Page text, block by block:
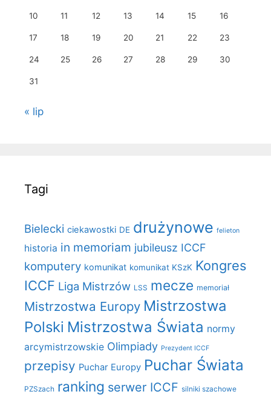
10 11 12 13 14 15 16
17 18 19 20 21 22 23
24 25 26 27 28 29 30
31
« lip
Tagi
Bielecki ciekawostki DE drużynowe felieton
historia in memoriam jubileusz ICCF
komputery komunikat komunikat KSzK Kongres
ICCF Liga Mistrzów LSS mecze memoriał
Mistrzostwa Europy Mistrzostwa
Polski Mistrzostwa Świata normy
arcymistrzowskie Olimpiady Prezydent ICCF
przepisy Puchar Europy Puchar Świata
PZSzach ranking serwer ICCF silniki szachowe